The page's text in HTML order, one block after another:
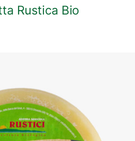
Rustica Bio